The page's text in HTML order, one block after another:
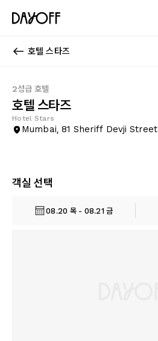
호텔 스타즈
2성급 호텔
호텔 스타즈
Hotel Stars
Mumbai, 81 Sheriff Devji Street
객실 선택
08.20 목 - 08.21 금